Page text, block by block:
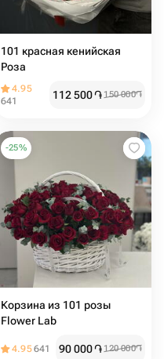
101 красная кенийская
Роза
4.95
641
112 500֏ 150 000֏
-25%
Корзина из 101 розы
Flower Lab
4.95641 90 000֏ 120 000֏